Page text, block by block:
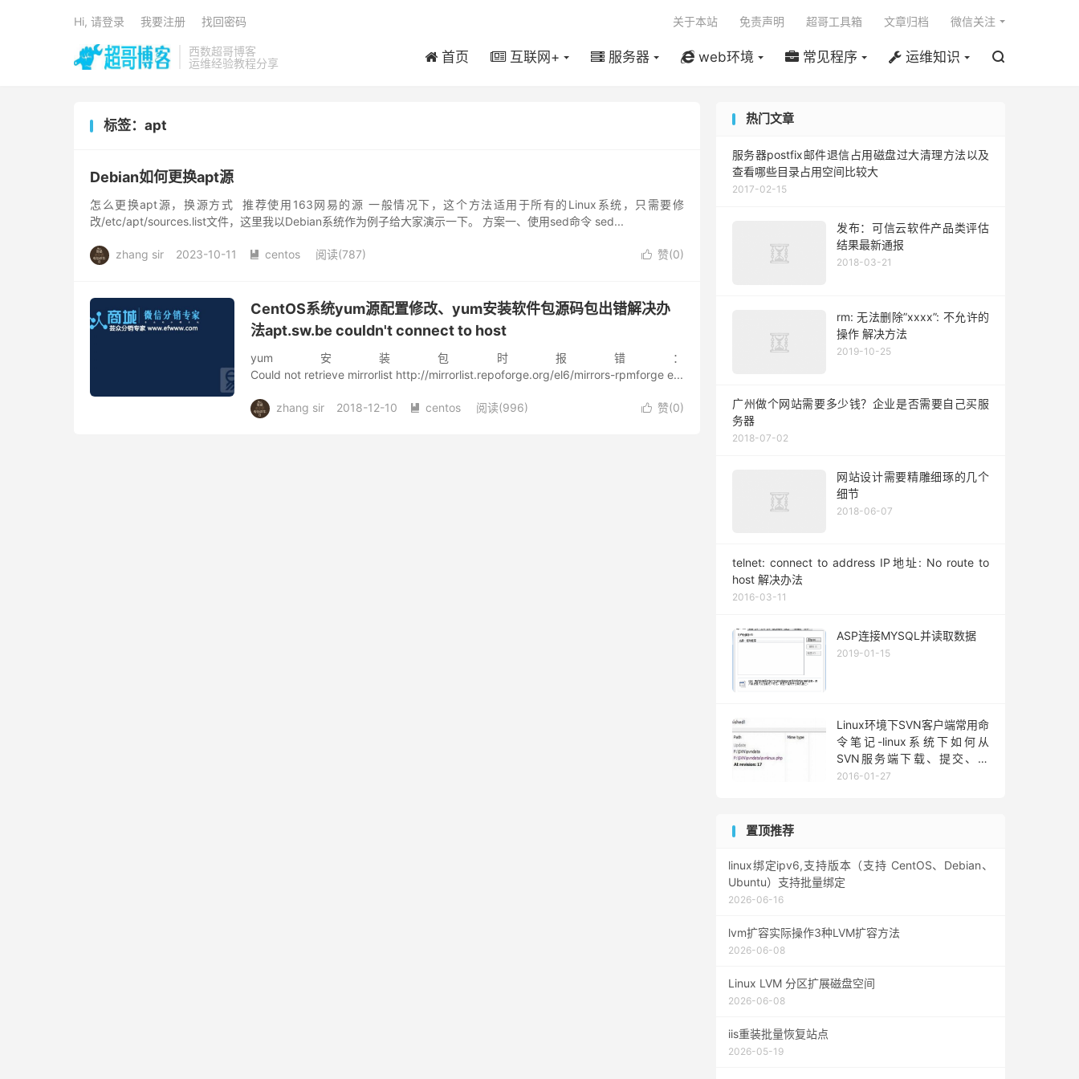
西数超哥博客
运维经验教程分享
首页 互联网+ 服务器 web环境 常见程序 运维知识 
关于本站 免责声明 超哥工具箱 文章归档 微信关注
Hi, 请登录 我要注册 找回密码
标签：apt
Debian如何更换apt源
怎么更换apt源，换源方式 推荐使用163网易的源 一般情况下，这个方法适用于所有的Linux系统，只需要修
改/etc/apt/sources.list文件，这里我以Debian系统作为例子给大家演示一下。 方案一、使用sed命令 sed...
 赞(0)
zhang sir 2023-10-11  centos 阅读(787)
CentOS系统yum源配置修改、yum安装软件包源码包出错解决办
法apt.sw.be couldn't connect to host
yum安装包时报错：
Could not retrieve mirrorlist http://mirrorlist.repoforge.org/el6/mirrors-rpmforge e...
 赞(0)
zhang sir 2018-12-10  centos 阅读(996)
热门文章
服务器postfix邮件退信占用磁盘过大清理方法以及
查看哪些目录占用空间比较大
2017-02-15
发布：可信云软件产品类评估
结果最新通报
2018-03-21
rm: 无法删除”xxxx”: 不允许的
操作 解决方法
2019-10-25
广州做个网站需要多少钱？企业是否需要自己买服
务器
2018-07-02
网站设计需要精雕细琢的几个
细节
2018-06-07
telnet: connect to address IP地址: No route to
host 解决办法
2016-03-11
ASP连接MYSQL并读取数据
2019-01-15
Linux环境下SVN客户端常用命
令笔记-linux系统下如何从
SVN服务端下载、提交、更
新、查看、拷贝、导入项目代
2016-01-27
置顶推荐
linux绑定ipv6,支持版本（支持 CentOS、Debian、
Ubuntu）支持批量绑定
2026-06-16
lvm扩容实际操作3种LVM扩容方法
2026-06-08
Linux LVM 分区扩展磁盘空间
2026-06-08
iis重装批量恢复站点
2026-05-19